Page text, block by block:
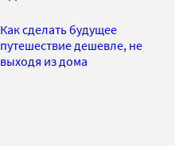
Как сделать будущее
путешествие дешевле, не
выходя из дома